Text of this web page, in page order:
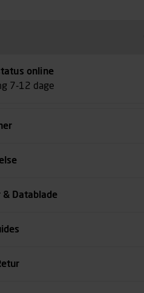
online
7-12 dage
& Datablade